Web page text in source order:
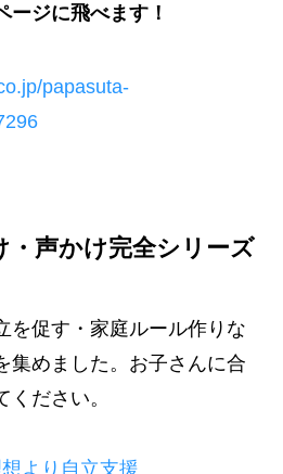
ージに飛べます！
papasuta-
・声かけ完全シリーズ
を促す・家庭ルール作りな
集めました。お子さんに合
ください。
より自立支援